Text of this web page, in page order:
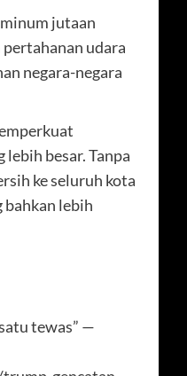
jutaan
udara
negara-negara
besar. Tanpa
ke seluruh kota
bahkan lebih
tewas” —